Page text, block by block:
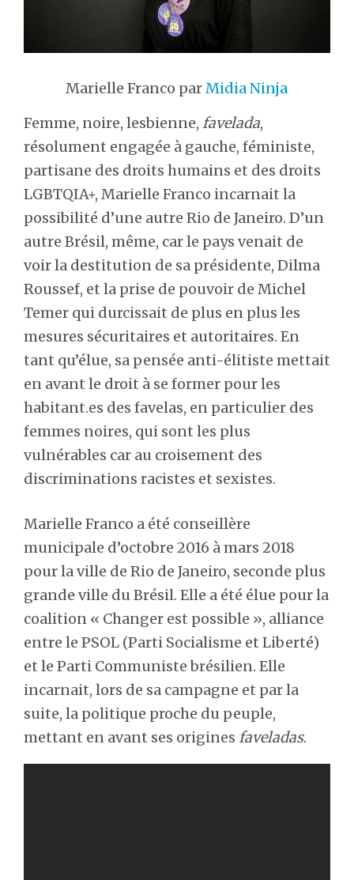
Marielle Franco parMidia Ninja
Femme, noire, lesbienne, favelada,
résolument engagée à gauche, féministe,
partisane des droits humains et des droits
LGBTQIA+, Marielle Franco incarnait la
possibilité d’une autre Rio de Janeiro. D’un
autre Brésil, même, car le pays venait de
voir la destitution de sa présidente, Dilma
Roussef, et la prise de pouvoir de Michel
Temer qui durcissait de plus en plus les
mesures sécuritaires et autoritaires. En
tant qu’élue, sa pensée anti-élitiste mettait
en avant le droit à se former pour les
habitant.es des favelas, en particulier des
femmes noires, qui sont les plus
vulnérables car au croisement des
discriminations racistes et sexistes.
Marielle Franco a été conseillère
municipale d’octobre 2016 à mars 2018
pour la ville de Rio de Janeiro, seconde plus
grande ville du Brésil. Elle a été élue pour la
coalition « Changer est possible », alliance
entre le PSOL (Parti Socialisme et Liberté)
et le Parti Communiste brésilien. Elle
incarnait, lors de sa campagne et par la
suite, la politique proche du peuple,
mettant en avant ses origines faveladas.